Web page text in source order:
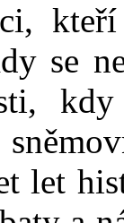
se
let